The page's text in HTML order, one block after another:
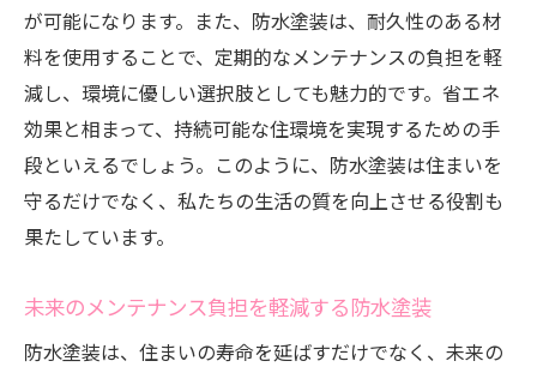
が可能になります。また、防水塗装は、耐久性のある材
料を使用することで、定期的なメンテナンスの負担を軽
減し、環境に優しい選択肢としても魅力的です。省エネ
効果と相まって、持続可能な住環境を実現するための手
段といえるでしょう。このように、防水塗装は住まいを
守るだけでなく、私たちの生活の質を向上させる役割も
果たしています。
未来のメンテナンス負担を軽減する防水塗装
防水塗装は、住まいの寿命を延ばすだけでなく、未来の